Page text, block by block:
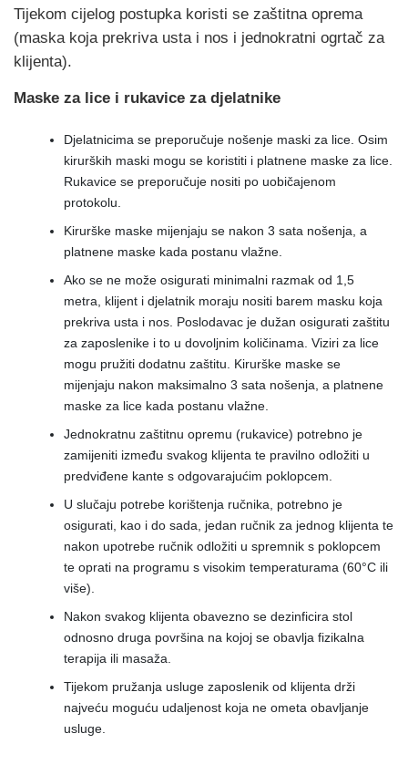
Tijekom cijelog postupka koristi se zaštitna oprema
(maska koja prekriva usta i nos i jednokratni ogrtač za
klijenta).
Maske za lice i rukavice za djelatnike
Djelatnicima se preporučuje nošenje maski za lice. Osim
kirurških maski mogu se koristiti i platnene maske za lice.
Rukavice se preporučuje nositi po uobičajenom
protokolu.
Kirurške maske mijenjaju se nakon 3 sata nošenja, a
platnene maske kada postanu vlažne.
Ako se ne može osigurati minimalni razmak od 1,5
metra, klijent i djelatnik moraju nositi barem masku koja
prekriva usta i nos. Poslodavac je dužan osigurati zaštitu
za zaposlenike i to u dovoljnim količinama. Viziri za lice
mogu pružiti dodatnu zaštitu. Kirurške maske se
mijenjaju nakon maksimalno 3 sata nošenja, a platnene
maske za lice kada postanu vlažne.
Jednokratnu zaštitnu opremu (rukavice) potrebno je
zamijeniti između svakog klijenta te pravilno odložiti u
predviđene kante s odgovarajućim poklopcem.
U slučaju potrebe korištenja ručnika, potrebno je
osigurati, kao i do sada, jedan ručnik za jednog klijenta te
nakon upotrebe ručnik odložiti u spremnik s poklopcem
te oprati na programu s visokim temperaturama (60°C ili
više).
Nakon svakog klijenta obavezno se dezinficira stol
odnosno druga površina na kojoj se obavlja fizikalna
terapija ili masaža.
Tijekom pružanja usluge zaposlenik od klijenta drži
najveću moguću udaljenost koja ne ometa obavljanje
usluge.